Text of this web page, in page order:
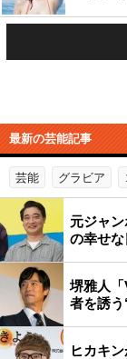
最新の芸能記事
芸能 グラビア
元ジャ
の幸せな
堺雅人
者を誘
ヒカキ